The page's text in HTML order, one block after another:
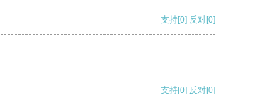
支持[0] 反对[0]
支持[0] 反对[0]